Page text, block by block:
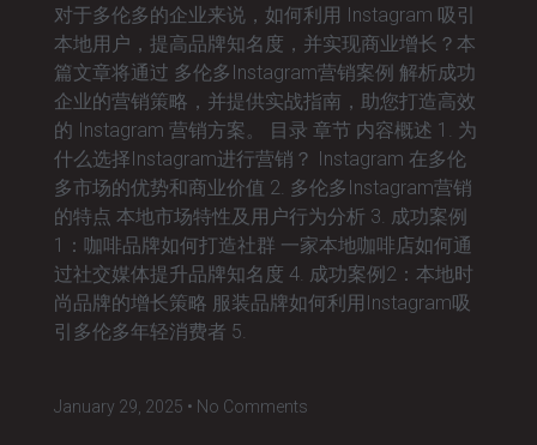
对于多伦多的企业来说，如何利用 Instagram 吸引
本地用户，提高品牌知名度，并实现商业增长？本
篇文章将通过 多伦多Instagram营销案例 解析成功
企业的营销策略，并提供实战指南，助您打造高效
的 Instagram 营销方案。 目录 章节 内容概述 1. 为
什么选择Instagram进行营销？ Instagram 在多伦
多市场的优势和商业价值 2. 多伦多Instagram营销
的特点 本地市场特性及用户行为分析 3. 成功案例
1：咖啡品牌如何打造社群 一家本地咖啡店如何通
过社交媒体提升品牌知名度 4. 成功案例2：本地时
尚品牌的增长策略 服装品牌如何利用Instagram吸
引多伦多年轻消费者 5.
January 29, 2025 No Comments